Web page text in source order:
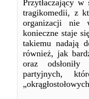
Przytłaczający
tragikomedii, z
organizacji nie
konieczne staje
takiemu nadają
również, jak
oraz odsłoniły
partyjnych,